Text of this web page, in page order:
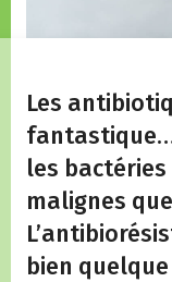
Les
les
malignes
bien